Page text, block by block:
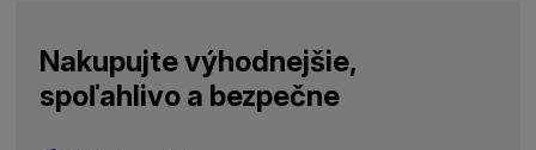
Nakupujte výhodnejšie,
spoľahlivo a bezpečne